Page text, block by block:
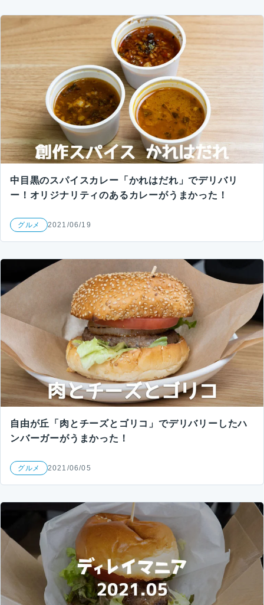
中目黒のスパイスカレー「かれはだれ」でデリバリ
ー！オリジナリティのあるカレーがうまかった！
グルメ 2021/06/19
自由が丘「肉とチーズとゴリコ」でデリバリーしたハ
ンバーガーがうまかった！
グルメ 2021/06/05